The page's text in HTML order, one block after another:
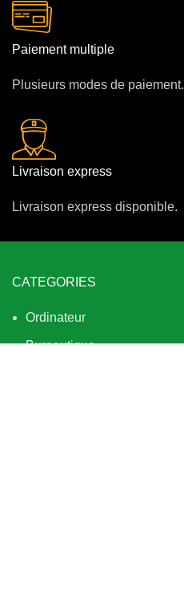
Paiement multiple
Plusieurs modes de paiement.
Livraison express
Livraison express disponible.
CATEGORIES
Ordinateur
Bureautique